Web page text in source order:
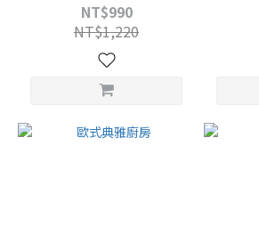
NT$990
NT$1,220